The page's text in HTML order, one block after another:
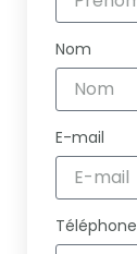
Nom
E-mail
Téléphone